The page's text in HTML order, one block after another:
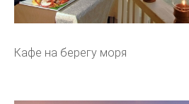
Кафе на берегу моря